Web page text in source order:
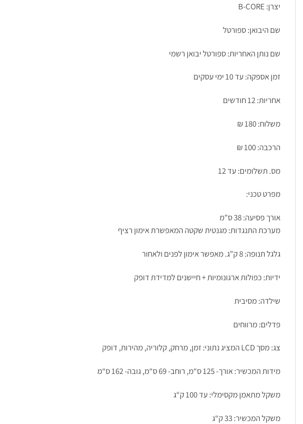
יצרן: B-CORE
שם היבואן: ספורטל
שם נותן האחריות: ספורטל יבואן רשמי
זמן אספקה: עד 10 ימי עסקים
אחריות: 12 חודשים
משלוח: 180 ₪
הרכבה: 100 ₪
מס. תשלומים: עד 12
מפרט טכני:
אורך פסיעה: 38 ס"מ
מערכת התנגדות: מגנטית שקטה המאפשרת אימון רציף
גלגל תנופה: 8 ק"ג. מאפשר אימון לפנים ולאחור
ידיות: כפולות ארגונומיות + חיישנים למדידת דופק
שילדה: מסיבית
פדלים: מרווחים
צג: מסך LCD המציג נתוני: זמן, מרחק, קלוריה, מהירות, דופק
מידות המכשיר: אורך- 125 ס“מ, רוחב- 69 ס“מ, גובה- 162 ס“מ
משקל מתאמן מקסימלי: עד 100 ק“ג
משקל המכשיר: 33 ק“ג